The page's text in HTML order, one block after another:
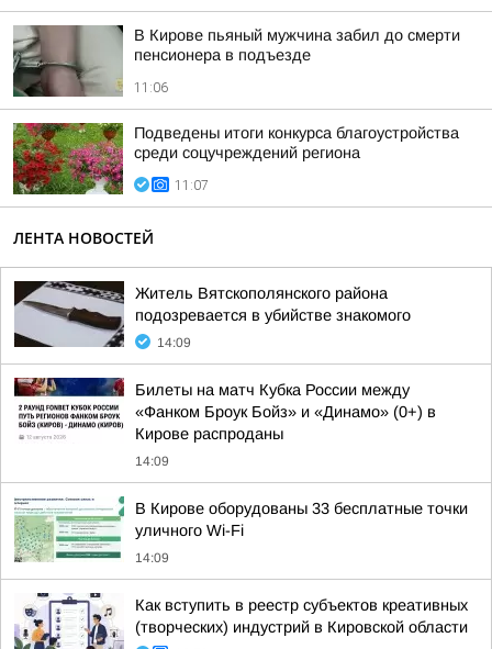
В Кирове пьяный мужчина забил до смерти
пенсионера в подъезде
11:06
Подведены итоги конкурса благоустройства
среди соцучреждений региона
11:07
ЛЕНТА НОВОСТЕЙ
Житель Вятскополянского района
подозревается в убийстве знакомого
14:09
Билеты на матч Кубка России между
«Фанком Броук Бойз» и «Динамо» (0+) в
Кирове распроданы
14:09
В Кирове оборудованы 33 бесплатные точки
уличного Wi-Fi
14:09
Как вступить в реестр субъектов креативных
(творческих) индустрий в Кировской области